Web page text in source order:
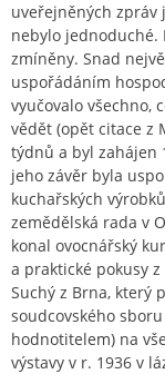
uveřejněných zpráv
nebylo jednoduché.
zmíněny. Snad
uspořádáním
vyučovalo všechno,
vědět (opět citace z
týdnů a byl zahájen
jeho závěr byla
kuchařských
zemědělská rada v
konal ovocnářský
a praktické pokusy
Suchý z Brna, který
soudcovského
hodnotitelem) na
výstavy v r. 1936 v